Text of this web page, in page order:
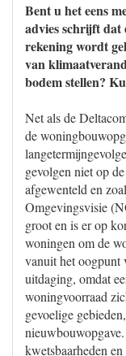
Bent u het eens
advies schrijft dat
rekening wordt
van
bodem stellen?
Net als de
de
gevolgen niet op
afgewenteld en
Omgevingsvisie
groot en is er op
woningen om de
vanuit het oogpunt
uitdaging, omdat
woningvoorraad
gevoelige
kwetsbaarheden